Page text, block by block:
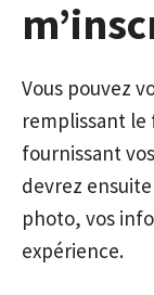
Vous pouvez
remplissant le
fournissant
devrez
photo, vos
expérience.